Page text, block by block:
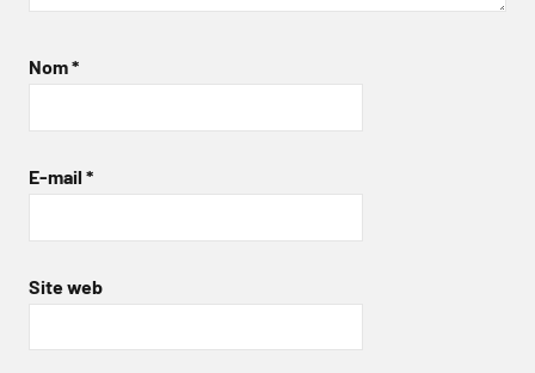
Nom*
E-mail *
Site web